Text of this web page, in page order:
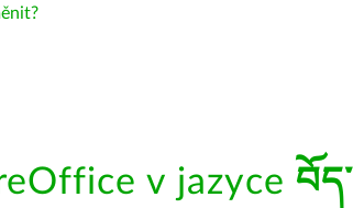
v jazyce བོད་